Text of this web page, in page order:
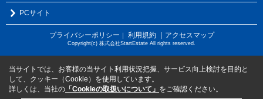
PCサイト
プライバシーポリシー 利用規約 ｜アクセスマップ
Copyright(c) 株式会社StartEstate All rights reserved.
当サイトでは、お客様の当サイト利用状況把握、サービス向上検討を目的と
して、クッキー（Cookie）を使用しています。
詳しくは、当社の 「Cookieの取扱いについて」 をご確認ください。